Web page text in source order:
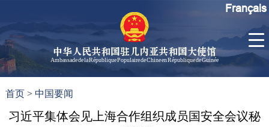
中华人民共和国驻几内亚共和国大使馆
Ambassade de la République Populaire de Chine en République de Guinée
大使信
几
Français
首页 >中国要闻
习近平集体会见上海合作组织成员国安全会议秘